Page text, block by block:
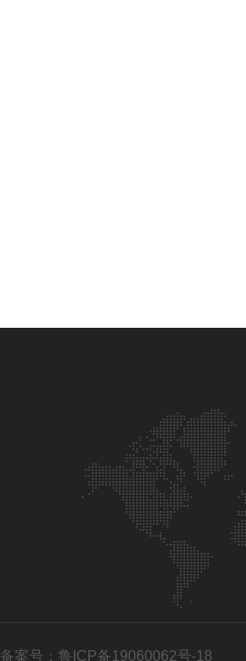
备案号：鲁ICP备19060062号-18